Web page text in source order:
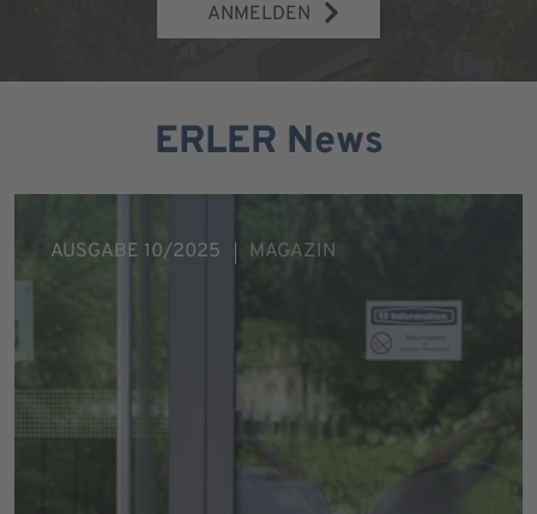
ANMELDEN
ERLER News
AUSGABE 10/2025 MAGAZIN